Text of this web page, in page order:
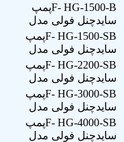
F- HG-1500-Bپمپ
سایدچنل فولی مدل
F- HG-1500-SBپمپ
سایدچنل فولی مدل
F- HG-2200-SBپمپ
سایدچنل فولی مدل
F- HG-3000-SBپمپ
سایدچنل فولی مدل
F- HG-4000-SBپمپ
سایدچنل فولی مدل